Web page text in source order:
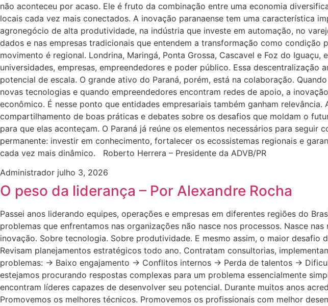
não aconteceu por acaso. Ele é fruto da combinação entre uma economia
locais cada vez mais conectados. A inovação paranaense tem uma característica
agronegócio de alta produtividade, na indústria que investe em automação, no
dados e nas empresas tradicionais que entendem a transformação como
movimento é regional. Londrina, Maringá, Ponta Grossa, Cascavel e Foz do
universidades, empresas, empreendedores e poder público. Essa
potencial de escala. O grande ativo do Paraná, porém, está na colaboração.
novas tecnologias e quando empreendedores encontram redes de apoio, a
econômico. É nesse ponto que entidades empresariais também ganham
compartilhamento de boas práticas e debates sobre os desafios que moldam o
para que elas aconteçam. O Paraná já reúne os elementos necessários para
permanente: investir em conhecimento, fortalecer os ecossistemas regionais e
cada vez mais dinâmico. Roberto Herrera – Presidente da ADVB/PR
Administrador julho 3, 2026
O peso da liderança – Por Alexandre Rocha
Passei anos liderando equipes, operações e empresas em diferentes regiões do
problemas que enfrentamos nas organizações não nasce nos processos. Nasce
inovação. Sobre tecnologia. Sobre produtividade. E mesmo assim, o maior
Revisam planejamentos estratégicos todo ano. Contratam consultorias,
problemas: → Baixo engajamento → Conflitos internos → Perda de talentos →
estejamos procurando respostas complexas para um problema essencialmente
encontram líderes capazes de desenvolver seu potencial. Durante muitos anos
Promovemos os melhores técnicos. Promovemos os profissionais com melhor